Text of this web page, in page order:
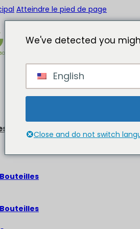
Atteindre le pied de page
Bouteilles
Bouteilles
We've detected you
English
Close and do not switch